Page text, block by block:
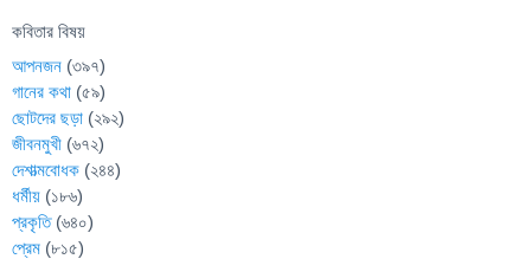
কবিতার বিষয়
আপনজন (৩৯৭)
গানের কথা (৫৯)
ছোটদের ছড়া (২৯২)
জীবনমুখী (৬৭২)
দেশাত্মবোধক (২৪৪)
ধর্মীয় (১৮৬)
প্রকৃতি(৬৪০)
প্রেম (৮১৫)